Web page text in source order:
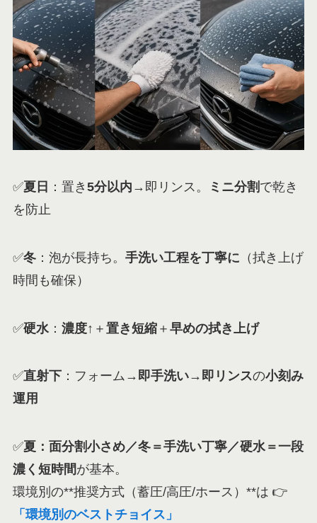
✅夏日 ：置き 5分以内 →即リンス。 ミニ分割 で乾き
を防止
✅冬：泡が長持ち。 手洗い工程を丁寧に （拭き上げ
時間も確保）
✅硬水： 濃度↑ ＋ 置き短縮＋ 早めの拭き上げ
✅直射下：フォーム→ 即手洗い→即リンスの小刻み
運用
✅夏：面分割小さめ／冬＝手洗い丁寧／硬水＝一段
濃く短時間が基本。
環境別の**推奨方式（蓄圧/高圧/ホース）**は 👉
「環境別のベストチョイス」